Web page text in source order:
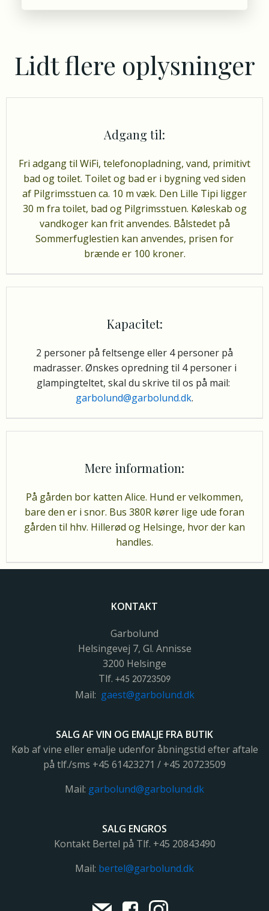
Lidt flere oplysninger
Adgang til:
Fri adgang til WiFi, telefonopladning, vand, primitivt
bad og toilet. Toilet og bad er i bygning ved siden
af Pilgrimsstuen ca. 10 m væk. Den Lille Tipi ligger
30 m fra toilet, bad og Pilgrimsstuen. Køleskab og
vandkoger kan frit anvendes. Bålstedet på
Sommerfuglestien kan anvendes, prisen for
brænde er 100 kroner.
Kapacitet:
2 personer på feltsenge eller 4 personer på
madrasser. Ønskes opredning til 4 personer i
glampingteltet, skal du skrive til os på mail:
garbolund@garbolund.dk.
Mere information:
På gården bor katten Alice. Hund er velkommen,
bare den er i snor. Bus 380R kører lige ude foran
gården til hhv. Hillerød og Helsinge, hvor der kan
handles.
KONTAKT
Garbolund
Helsingevej 7, Gl. Annisse
3200 Helsinge
Tlf. +45 20723509
Mail: gaest@garbolund.dk
SALG AF VIN OG EMALJE FRA BUTIK
Køb af vine eller emalje udenfor åbningstid efter aftale
på tlf./sms +45 61423271 / +45 20723509
Mail: garbolund@garbolund.dk
SALG ENGROS
Kontakt Bertel på Tlf. +45 20843490
Mail: bertel@garbolund.dk